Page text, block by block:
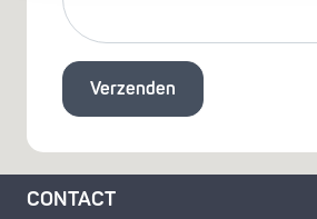
Verzenden
CONTACT